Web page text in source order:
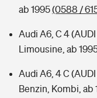
ab 1995(0588 /
Audi A6, C 4
Limousine, ab
Audi A6, 4 C
Benzin, Kombi, ab